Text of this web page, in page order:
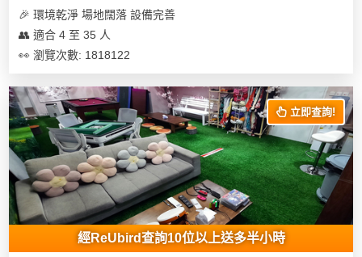
體
驗
作
工
作
坊
戶
樂
🎉 環境乾淨 場地闊落 設備完善
👥 適合 4 至 35 人
👀 瀏覽次數: 1818122
立即查詢!
經ReUbird查詢10位以上送多半小時